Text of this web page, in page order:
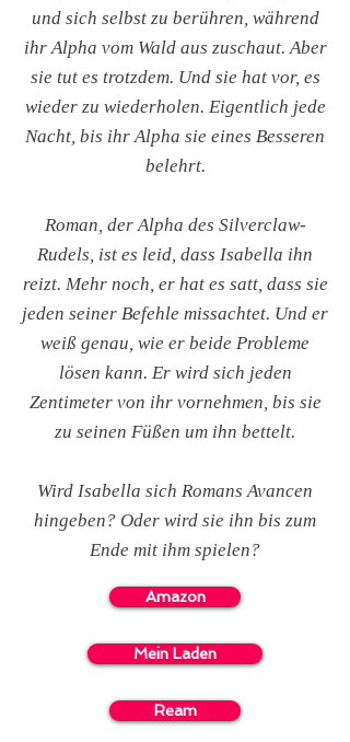
und sich selbst zu berühren, während
ihr Alpha vom Wald aus zuschaut. Aber
sie tut es trotzdem. Und sie hat vor, es
wieder zu wiederholen. Eigentlich jede
Nacht, bis ihr Alpha sie eines Besseren
belehrt.
Roman, der Alpha des Silverclaw-
Rudels, ist es leid, dass Isabella ihn
reizt. Mehr noch, er hat es satt, dass sie
jeden seiner Befehle missachtet. Und er
weiß genau, wie er beide Probleme
lösen kann. Er wird sich jeden
Zentimeter von ihr vornehmen, bis sie
zu seinen Füßen um ihn bettelt.
Wird Isabella sich Romans Avancen
hingeben? Oder wird sie ihn bis zum
Ende mit ihm spielen?
Amazon
Mein Laden
Ream